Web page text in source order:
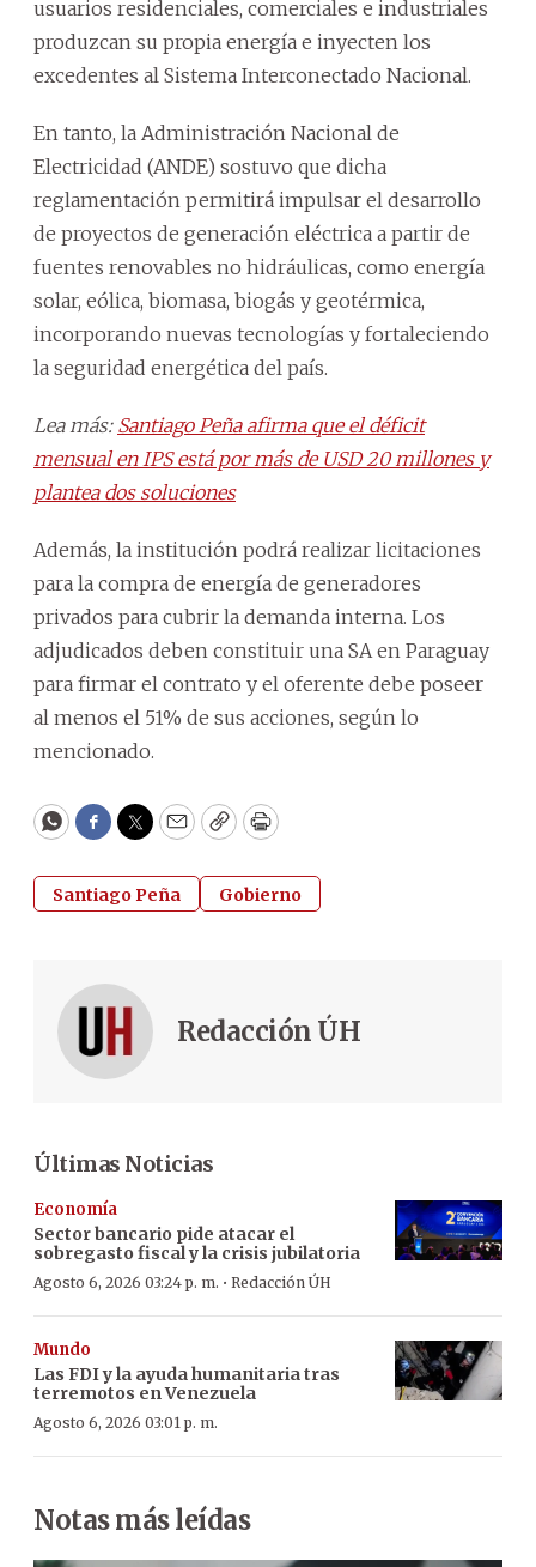
usuarios residenciales, comerciales e industriales
produzcan su propia energía e inyecten los
excedentes al Sistema Interconectado Nacional.
En tanto, la Administración Nacional de
Electricidad (ANDE) sostuvo que dicha
reglamentación permitirá impulsar el desarrollo
de proyectos de generación eléctrica a partir de
fuentes renovables no hidráulicas, como energía
solar, eólica, biomasa, biogás y geotérmica,
incorporando nuevas tecnologías y fortaleciendo
la seguridad energética del país.
Lea más: Santiago Peña afirma que el déficit
mensual en IPS está por más de USD 20 millones y
plantea dos soluciones
Además, la institución podrá realizar licitaciones
para la compra de energía de generadores
privados para cubrir la demanda interna. Los
adjudicados deben constituir una SA en Paraguay
para firmar el contrato y el oferente debe poseer
al menos el 51% de sus acciones, según lo
mencionado.
WhatsApp
Facebook
Twitter
EmailCopyPrint
Santiago Peña Gobierno
Redacción ÚH
Últimas Noticias
Economía
Sector bancario pide atacar el
sobregasto fiscal y la crisis jubilatoria
Agosto 6, 2026 03:24 p. m. · Redacción ÚH
Mundo
Las FDI y la ayuda humanitaria tras
terremotos en Venezuela
Agosto 6, 2026 03:01 p. m.
Notas más leídas